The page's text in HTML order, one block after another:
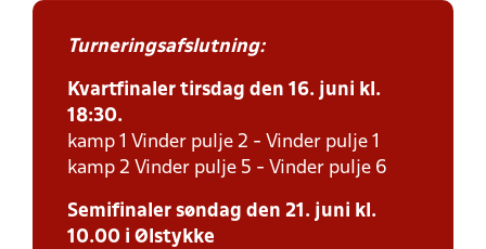
Turneringsafslutning:
Kvartfinaler tirsdag den 16. juni kl.
18:30.
kamp 1 Vinder pulje 2 - Vinder pulje 1
kamp 2 Vinder pulje 5 - Vinder pulje 6
Semifinaler søndag den 21. juni kl.
10.00 i Ølstykke